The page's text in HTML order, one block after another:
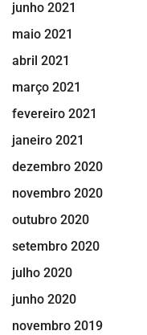
junho 2021
maio 2021
abril 2021
março 2021
fevereiro 2021
janeiro 2021
dezembro 2020
novembro 2020
outubro 2020
setembro 2020
julho 2020
junho 2020
novembro 2019